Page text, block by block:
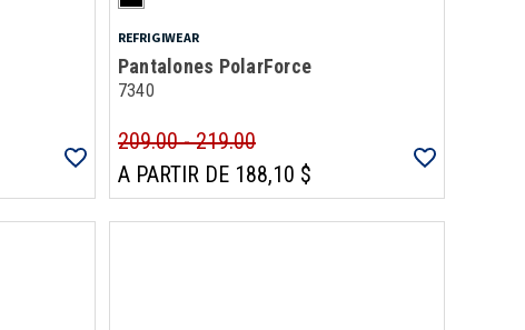
REFRIGIWEAR
Pantalones PolarForce
7340
209.00 - 219.00
A PARTIR DE 188,10 $